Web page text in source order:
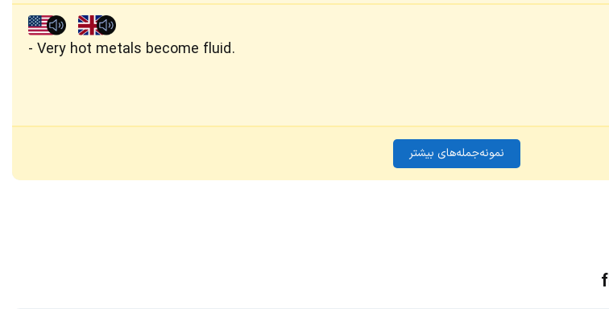
Very hot metals become fluid.
نمونه‌جمله‌های بیشتر